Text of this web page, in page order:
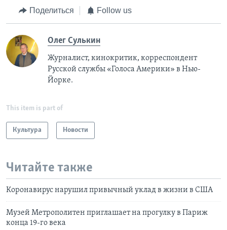
Поделиться Follow us
Олег Сулькин
Журналист, кинокритик, корреспондент
Русской службы «Голоса Америки» в Нью-
Йорке.
This item is part of
Культура Новости
Читайте также
Коронавирус нарушил привычный уклад в жизни в США
Музей Метрополитен приглашает на прогулку в Париж
конца 19-го века